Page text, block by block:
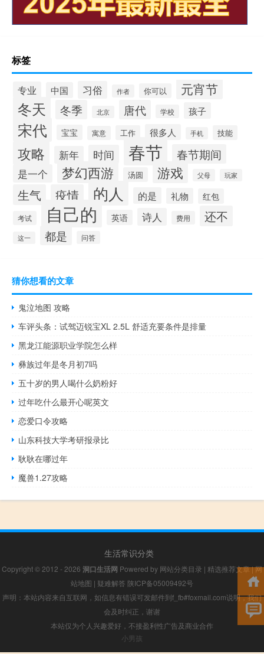
标签
专业 中国 习俗 作者 你可以 元宵节
冬天 冬季 北京 唐代 学校 孩子
宋代 宝宝 寓意 工作 很多人 手机 技能
攻略 新年 时间 春节 春节期间
是一个 梦幻西游 汤圆 游戏 父母 玩家
生气 疫情 的人 的是 礼物 红包
考试 自己的 英语 诗人 费用 还不
这一 都是 问答
猜你想看的文章
鬼泣地图 攻略
车评头条：试驾迈锐宝XL 2.5L 舒适充要条件是排量
黑龙江能源职业学院怎么样
彝族过年是冬月初7吗
五十岁的男人喝什么奶粉好
过年吃什么最开心呢英文
恋爱口令攻略
山东科技大学考研报录比
耿耿在哪过年
魔兽1.27攻略
生活常识分类
Copyright © 2012 - 2026 洞口生活网 Powered by 网站分类目录 | 精选推荐文章|网
站地图 | 疑难解答 陕ICP备05009492号
声明：本站内容来自互联网，如信息有错误可发邮件到f_fb#foxmail.com说明，我们
会及时纠正，谢谢
本站仅为个人兴趣爱好，不接盈利性广告及商业合作
小男孩